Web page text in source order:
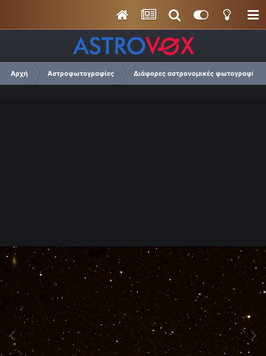
Αρχή Αστροφωτογραφίες Διάφορες αστρονομικές φωτογραφίες